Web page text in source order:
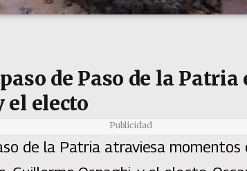
de Paso de la Patria
el electo
Publicidad
de la Patria atraviesa